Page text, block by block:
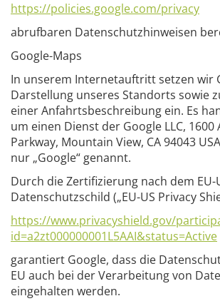
https://policies.google.com/privacy
abrufbaren Datenschutzhinweisen
Google-Maps
In unserem Internetauftritt setzen wir
Darstellung unseres Standorts sowie
einer Anfahrtsbeschreibung ein. Es
um einen Dienst der Google LLC,
Parkway, Mountain View, CA 94043
nur „Google“ genannt.
Durch die Zertifizierung nach dem EU-
Datenschutzschild („EU-US Privacy
https://www.privacyshield.gov/
id=a2zt000000001L5AAI&status=Active
garantiert Google, dass die
EU auch bei der Verarbeitung von
eingehalten werden.